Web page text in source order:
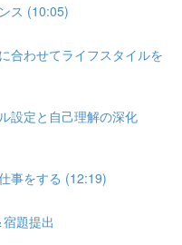
ス (10:05)
合わせてライフスタイルを
設定と自己理解の深化
事をする (12:19)
題提出